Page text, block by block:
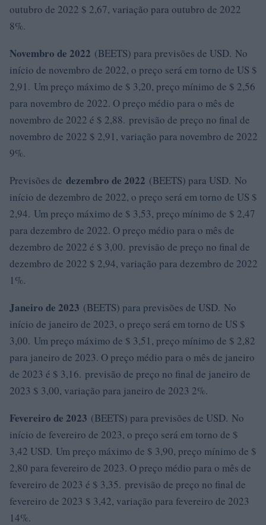
outubro de 2022 $ 2,67, variação para outubro de 2022
8%.
Novembro de 2022 (BEETS) para previsões de USD. No
início de novembro de 2022, o preço será em torno de US $
2,91. Um preço máximo de $ 3,20, preço mínimo de $ 2,56
para novembro de 2022. O preço médio para o mês de
novembro de 2022 é $ 2,88. previsão de preço no final de
novembro de 2022 $ 2,91, variação para novembro de 2022
9%.
Previsões de dezembro de 2022 (BEETS) para USD. No
início de dezembro de 2022, o preço será em torno de US $
2,94. Um preço máximo de $ 3,53, preço mínimo de $ 2,47
para dezembro de 2022. O preço médio para o mês de
dezembro de 2022 é $ 3,00. previsão de preço no final de
dezembro de 2022 $ 2,94, variação para dezembro de 2022
1%.
Janeiro de 2023 (BEETS) para previsões de USD. No
início de janeiro de 2023, o preço será em torno de US $
3,00. Um preço máximo de $ 3,51, preço mínimo de $ 2,82
para janeiro de 2023. O preço médio para o mês de janeiro
de 2023 é $ 3,16. previsão de preço no final de janeiro de
2023 $ 3,00, variação para janeiro de 2023 2%.
Fevereiro de 2023 (BEETS) para previsões de USD. No
início de fevereiro de 2023, o preço será em torno de $
3,42 USD. Um preço máximo de $ 3,90, preço mínimo de $
2,80 para fevereiro de 2023. O preço médio para o mês de
fevereiro de 2023 é $ 3,35. previsão de preço no final de
fevereiro de 2023 $ 3,42, variação para fevereiro de 2023
14%.